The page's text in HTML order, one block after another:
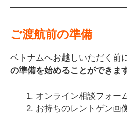
ご渡航前の準備
ベトナムへお越しいただく前
の準備を始めることができま
オンライン相談フォー
お持ちのレントゲン画